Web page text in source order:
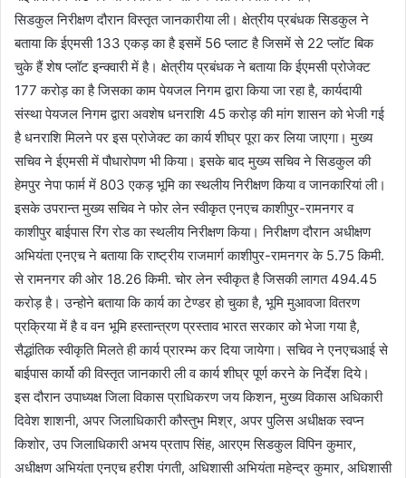
सिडकुल निरीक्षण दौरान विस्तृत जानकारीया ली। क्षेत्रीय प्रबंधक सिडकुल ने
बताया कि ईएमसी 133 एकड़ का है इसमें 56 प्लाट है जिसमें से 22 प्लॉट बिक
चुके हैं शेष प्लॉट इन्क्वारी में है। क्षेत्रीय प्रबंधक ने बताया कि ईएमसी प्रोजेक्ट
177 करोड़ का है जिसका काम पेयजल निगम द्वारा किया जा रहा है, कार्यदायी
संस्था पेयजल निगम द्वारा अवशेष धनराशि 45 करोड़ की मांग शासन को भेजी गई
है धनराशि मिलने पर इस प्रोजेक्ट का कार्य शीघ्र पूरा कर लिया जाएगा। मुख्य
सचिव ने ईएमसी में पौधारोपण भी किया। इसके बाद मुख्य सचिव ने सिडकुल की
हेमपुर नेपा फार्म में 803 एकड़ भूमि का स्थलीय निरीक्षण किया व जानकारियां ली।
इसके उपरान्त मुख्य सचिव ने फोर लेन स्वीकृत एनएच काशीपुर-रामनगर व
काशीपुर बाईपास रिंग रोड का स्थलीय निरीक्षण किया। निरीक्षण दौरान अधीक्षण
अभियंता एनएच ने बताया कि राष्ट्रीय राजमार्ग काशीपुर-रामनगर के 5.75 किमी.
से रामनगर की ओर 18.26 किमी. चोर लेन स्वीकृत है जिसकी लागत 494.45
करोड़ है। उन्होने बताया कि कार्य का टेण्डर हो चुका है, भूमि मुआवजा वितरण
प्रक्रिया में है व वन भूमि हस्तान्त्रण प्रस्ताव भारत सरकार को भेजा गया है,
सैद्धांतिक स्वीकृति मिलते ही कार्य प्रारम्भ कर दिया जायेगा। सचिव ने एनएचआई से
बाईपास कार्यो की विस्तृत जानकारी ली व कार्य शीघ्र पूर्ण करने के निर्देश दिये।
इस दौरान उपाध्यक्ष जिला विकास प्राधिकरण जय किशन, मुख्य विकास अधिकारी
दिवेश शाशनी, अपर जिलाधिकारी कौस्तुभ मिश्र, अपर पुलिस अधीक्षक स्वप्न
किशोर, उप जिलाधिकारी अभय प्रताप सिंह, आरएम सिडकुल विपिन कुमार,
अधीक्षण अभियंता एनएच हरीश पंगती, अधिशासी अभियंता महेन्द्र कुमार, अधिशासी